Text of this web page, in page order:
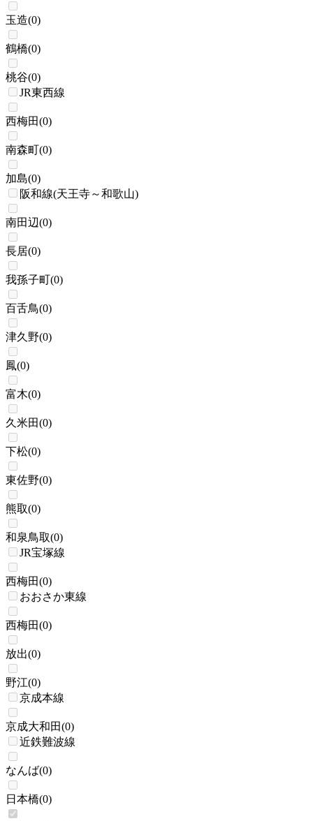
玉造(0)
鶴橋(0)
桃谷(0)
JR東西線
西梅田(0)
南森町(0)
加島(0)
阪和線(天王寺～和歌山)
南田辺(0)
長居(0)
我孫子町(0)
百舌鳥(0)
津久野(0)
鳳(0)
富木(0)
久米田(0)
下松(0)
東佐野(0)
熊取(0)
和泉鳥取(0)
JR宝塚線
西梅田(0)
おおさか東線
西梅田(0)
放出(0)
野江(0)
京成本線
京成大和田(0)
近鉄難波線
なんば(0)
日本橋(0)